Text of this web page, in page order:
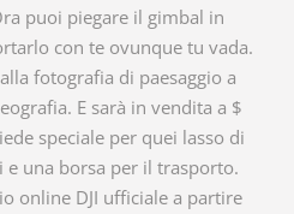
puoi piegare il gimbal in
con te ovunque tu vada.
fotografia di paesaggio a
E sarà in vendita a $
speciale per quei lasso di
una borsa per il trasporto.
online DJI ufficiale a partire